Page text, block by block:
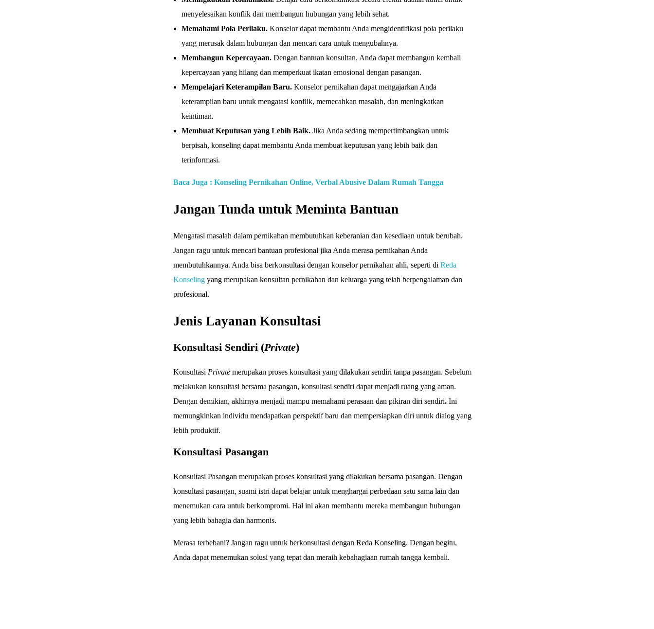
menyelesaikan konflik dan membangun hubungan yang lebih sehat.
Memahami Pola Perilaku.Konselor dapat membantu Anda mengidentifikasi pola perilaku
yang merusak dalam hubungan dan mencari cara untuk mengubahnya.
Membangun Kepercayaan. Dengan bantuan konsultan, Anda dapat membangun kembali
kepercayaan yang hilang dan memperkuat ikatan emosional dengan pasangan.
Mempelajari Keterampilan Baru.Konselor pernikahan dapat mengajarkan Anda
keterampilan baru untuk mengatasi konflik, memecahkan masalah, dan meningkatkan
keintiman.
Membuat Keputusan yang Lebih Baik. Jika Anda sedang mempertimbangkan untuk
berpisah, konseling dapat membantu Anda membuat keputusan yang lebih baik dan
terinformasi.
Baca Juga : Konseling Pernikahan Online, Verbal Abusive Dalam Rumah Tangga
Jangan Tunda untuk Meminta Bantuan
Mengatasi masalah dalam pernikahan membutuhkan keberanian dan kesediaan untuk berubah.
Jangan ragu untuk mencari bantuan profesional jika Anda merasa pernikahan Anda
membutuhkannya. Anda bisa berkonsultasi dengan konselor pernikahan ahli, seperti di Reda
Konselingyang merupakan konsultan pernikahan dan keluarga yang telah berpengalaman dan
profesional.
Jenis Layanan Konsultasi
Konsultasi Sendiri (Private)
Konsultasi Privatemerupakan proses konsultasi yang dilakukan sendiri tanpa pasangan. Sebelum
melakukan konsultasi bersama pasangan, konsultasi sendiri dapat menjadi ruang yang aman.
Dengan demikian, akhirnya menjadi mampu memahami perasaan dan pikiran diri sendiri.Ini
memungkinkan individu mendapatkan perspektif baru dan mempersiapkan diri untuk dialog yang
lebih produktif.
Konsultasi Pasangan
Konsultasi Pasangan merupakan proses konsultasi yang dilakukan bersama pasangan. Dengan
konsultasi pasangan, suami istri dapat belajar untuk menghargai perbedaan satu sama lain dan
menemukan cara untuk berkompromi. Hal ini akan membantu mereka membangun hubungan
yang lebih bahagia dan harmonis.
Merasa terbebani? Jangan ragu untuk berkonsultasi dengan Reda Konseling. Dengan begitu,
Anda dapat menemukan solusi yang tepat dan meraih kebahagiaan rumah tangga kembali.